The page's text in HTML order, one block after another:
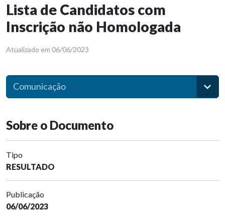
Lista de Candidatos com
Inscrição não Homologada
Atualizado em 06/06/2023
Comunicação
Sobre o Documento
Tipo
RESULTADO
Publicação
06/06/2023